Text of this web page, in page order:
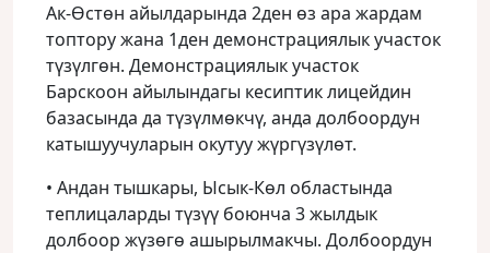
Ак-Өстөн айылдарында 2ден өз ара жардам
топтору жана 1ден демонстрациялык участок
түзүлгөн. Демонстрациялык участок
Барскоон айылындагы кесиптик лицейдин
базасында да түзүлмөкчү, анда долбоордун
катышуучуларын окутуу жүргүзүлөт.
• Андан тышкары, Ысык-Көл областында
теплицаларды түзүү боюнча 3 жылдык
долбоор жүзөгө ашырылмакчы. Долбоордун